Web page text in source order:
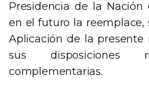
Presidencia de la
en el futuro la reemplace,
Aplicación de la presente
sus disposiciones
complementarias.